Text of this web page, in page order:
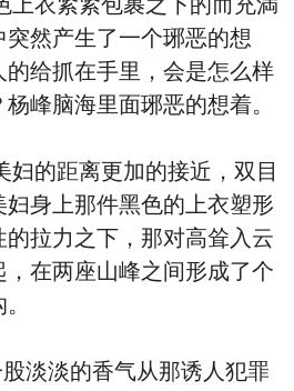
，会是‮么怎‬样
峰脑海里面琊恶的想着。
的距离更加的接近，双目
⾝上那件黑⾊的上⾐塑形